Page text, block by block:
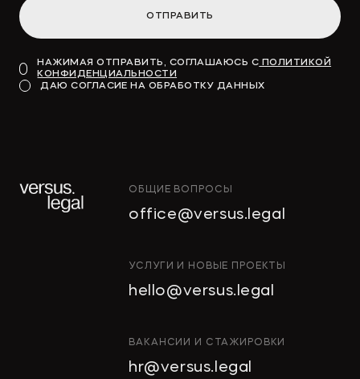
ОТПРАВИТЬ
НАЖИМАЯ ОТПРАВИТЬ, СОГЛАШАЮСЬ С ПОЛИТИКОЙ
КОНФИДЕНЦИАЛЬНОСТИ
ДАЮ СОГЛАСИЕ НА ОБРАБОТКУ ДАННЫХ
ОБЩИЕ ВОПРОСЫ
office@versus.legal
УСЛУГИ И НОВЫЕ ПРОЕКТЫ
hello@versus.legal
ВАКАНСИИ И СТАЖИРОВКИ
hr@versus.legal